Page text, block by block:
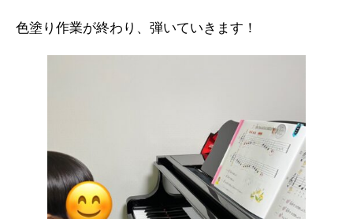
色塗り作業が終わり、弾いていきます！